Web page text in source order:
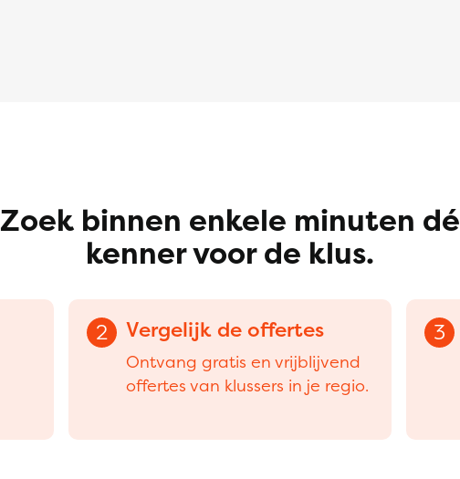
Zoek binnen enkele minuten dé
kenner voor de klus.
2 Vergelijk de offertes
Ontvang gratis en vrijblijvend
offertes van klussers in je regio.
3